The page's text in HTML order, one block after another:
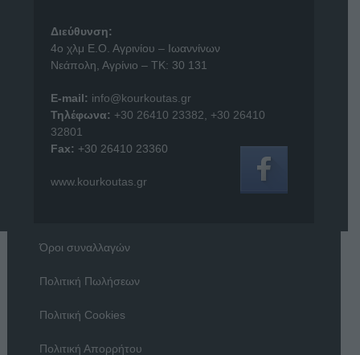
Διεύθυνση:
4o χλμ Ε.Ο. Αγρινίου – Ιωαννίνων
Νεάπολη, Αγρίνιο – ΤΚ: 30 131
E-mail: info@kourkoutas.gr
Τηλέφωνα: +30 26410 23382
+30 26410
32801
Fax: +30 26410 23360
www.kourkoutas.gr
Όροι συναλλαγών
Πολιτική Πωλήσεων
Πολιτική Cookies
Πολιτική Απορρήτου